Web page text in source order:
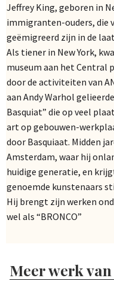
Jeffrey King, geboren in
immigranten-ouders, die
geëmigreerd zijn in de
Als tiener in New York,
museum aan het Central
door de activiteiten van
aan Andy Warhol
Basquiat” die op veel
art op gebouwen-
door Basquiaat. Midden
Amsterdam, waar hij
huidige generatie, en
genoemde kunstenaars
Hij brengt zijn werken
wel als “BRONCO”
Meer werk